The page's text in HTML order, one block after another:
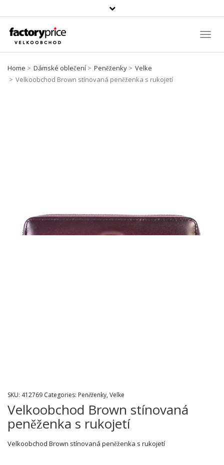
Vyhledávání
Home Dámské oblečení Peněženky
Velke
Velkoobchod Brown stínovaná peněženka s rukojetí
SKU: 412769 Categories: Peněženky, Velke
Velkoobchod Brown stínovaná
peněženka s rukojetí
Velkoobchod Brown stínovaná peněženka s rukojetí